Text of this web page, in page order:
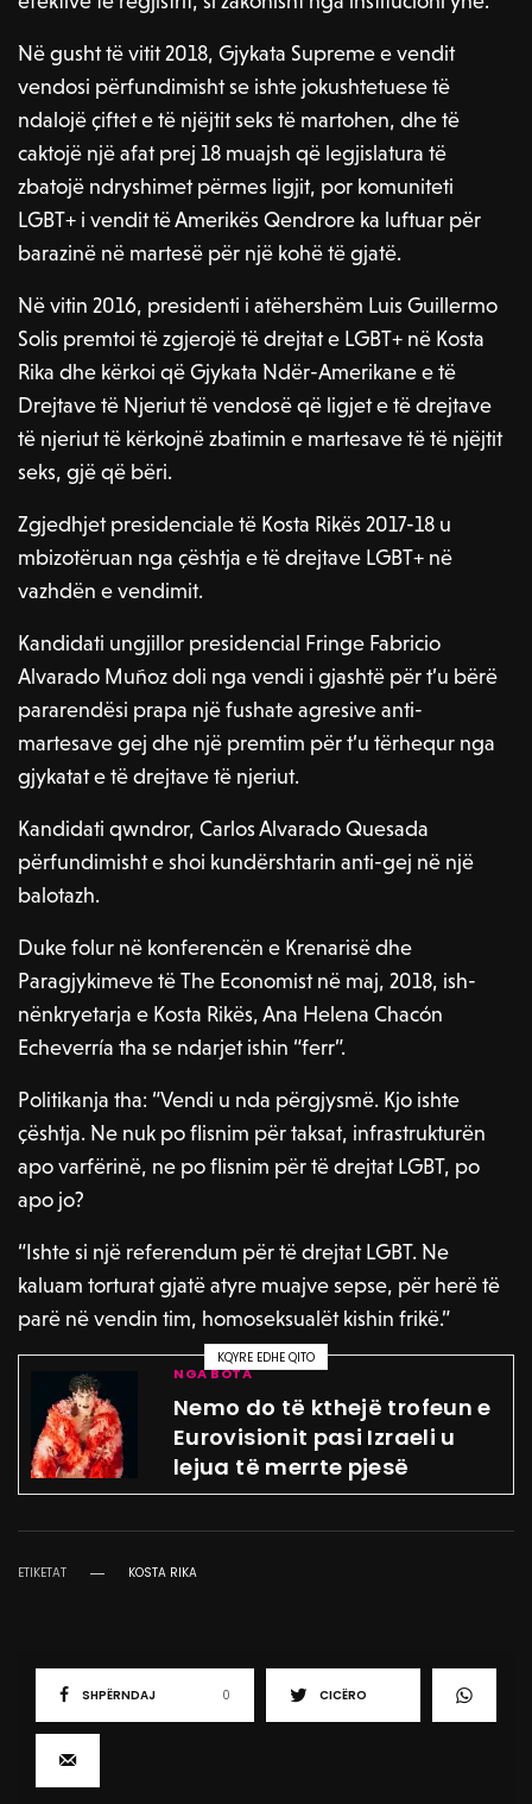
Në gusht të vitit 2018, Gjykata Supreme e vendit
vendosi përfundimisht se ishte jokushtetuese të
ndalojë çiftet e të njëjtit seks të martohen, dhe të
caktojë një afat prej 18 muajsh që legjislatura të
zbatojë ndryshimet përmes ligjit, por komuniteti
LGBT+ i vendit të Amerikës Qendrore ka luftuar për
barazinë në martesë për një kohë të gjatë.
Në vitin 2016, presidenti i atëhershëm Luis Guillermo
Solis premtoi të zgjerojë të drejtat e LGBT+ në Kosta
Rika dhe kërkoi që Gjykata Ndër-Amerikane e të
Drejtave të Njeriut të vendosë që ligjet e të drejtave
të njeriut të kërkojnë zbatimin e martesave të të njëjtit
seks, gjë që bëri.
Zgjedhjet presidenciale të Kosta Rikës 2017-18 u
mbizotëruan nga çështja e të drejtave LGBT+ në
vazhdën e vendimit.
Kandidati ungjillor presidencial Fringe Fabricio
Alvarado Muñoz doli nga vendi i gjashtë për t’u bërë
pararendësi prapa një fushate agresive anti-
martesave gej dhe një premtim për t’u tërhequr nga
gjykatat e të drejtave të njeriut.
Kandidati qwndror, Carlos Alvarado Quesada
përfundimisht e shoi kundërshtarin anti-gej në një
balotazh.
Duke folur në konferencën e Krenarisë dhe
Paragjykimeve të The Economist në maj, 2018, ish-
nënkryetarja e Kosta Rikës, Ana Helena Chacón
Echeverría tha se ndarjet ishin “ferr”.
Politikanja tha: “Vendi u nda përgjysmë. Kjo ishte
çështja. Ne nuk po flisnim për taksat, infrastrukturën
apo varfërinë, ne po flisnim për të drejtat LGBT, po
apo jo?
“Ishte si një referendum për të drejtat LGBT. Ne
kaluam torturat gjatë atyre muajve sepse, për herë të
parë në vendin tim, homoseksualët kishin frikë.”
KQYRE EDHE QITO
NGA BOTA
Nemo do të kthejë trofeun e
Eurovisionit pasi Izraeli u
lejua të merrte pjesë
ETIKETAT KOSTA RIKA
SHPËRNDAJ 0 CICËRO